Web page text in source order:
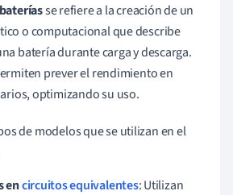
se refiere a la creación de un
o computacional que describe
batería durante carga y descarga.
prever el rendimiento en
optimizando su uso.
de modelos que se utilizan en el
encircuitos equivalentes: Utilizan